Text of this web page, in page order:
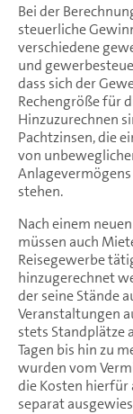
Bei der
steuerliche
verschiedene
und
dass sich der
Rechengröße für
Hinzuzurechnen
Pachtzinsen, die
von
stehen.
Nach einem
müssen auch
Reisegewerbe
hinzugerechnet
der seine Stände
Veranstaltungen
stets Standplätze
Tagen bis hin zu
wurden vom
die Kosten
separat